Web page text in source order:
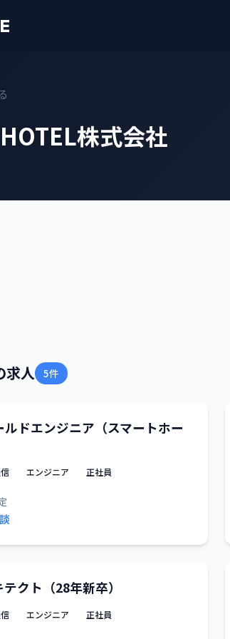
株式会社
求人 5件
ルドエンジニア（スマートホー
エンジニア 正社員
クト（28年新卒）
エンジニア 正社員